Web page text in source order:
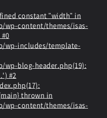
constant "width" in
wp-content/themes/isas-
wp-includes/template-
blog-header.php(19):
#2
thrown in
wp-content/themes/isas-